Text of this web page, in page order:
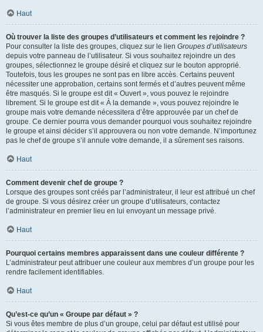
Haut
Où trouver la liste des groupes d’utilisateurs et comment les rejoindre ?
Pour consulter la liste des groupes, cliquez sur le lien Groupes d’utilisateurs
depuis votre panneau de l’utilisateur. Si vous souhaitez rejoindre un des
groupes, sélectionnez le groupe désiré et cliquez sur le bouton approprié.
Toutefois, tous les groupes ne sont pas en libre accès. Certains peuvent
nécessiter une approbation, certains sont fermés et d’autres peuvent même
être masqués. Si le groupe est dit « Ouvert », vous pouvez le rejoindre
librement. Si le groupe est dit « À la demande », vous pouvez rejoindre le
groupe mais votre demande nécessitera d’être approuvée par un chef de
groupe. Ce dernier pourra vous demander pourquoi vous souhaitez rejoindre
le groupe et ainsi décider s’il approuvera ou non votre demande. N’importunez
pas le chef de groupe s’il annule votre demande, il a sûrement ses raisons.
Haut
Comment devenir chef de groupe ?
Lorsque des groupes sont créés par l’administrateur, il leur est attribué un chef
de groupe. Si vous désirez créer un groupe d’utilisateurs, contactez
l’administrateur en premier lieu en lui envoyant un message privé.
Haut
Pourquoi certains membres apparaissent dans une couleur différente ?
L’administrateur peut attribuer une couleur aux membres d’un groupe pour les
rendre facilement identifiables.
Haut
Qu’est-ce qu’un « Groupe par défaut » ?
Si vous êtes membre de plus d’un groupe, celui par défaut est utilisé pour